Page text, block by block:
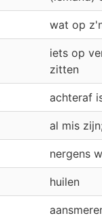
wat op
iets op
zitten
achteraf
al mis
nergens
huilen